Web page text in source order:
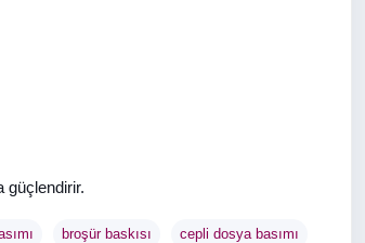
güçlendirir.
broşür baskısı cepli dosya basımı